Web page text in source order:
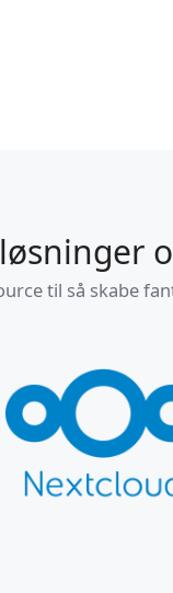
til så skabe